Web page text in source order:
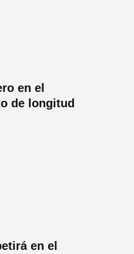
en el
de longitud
en el